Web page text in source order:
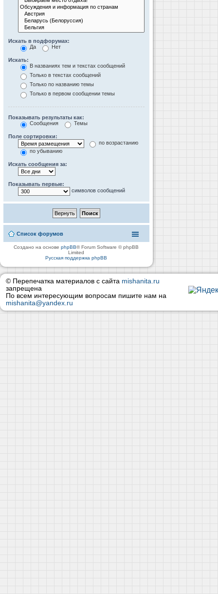
Искать в подфорумах:
Да
Нет
Искать:
В названиях тем и текстах сообщений
Только в текстах сообщений
Только по названию темы
Только в первом сообщении темы
Показывать результаты как:
Сообщения
Темы
Поле сортировки:
по возрастанию
по убыванию
Искать сообщения за:
Показывать первые:
символов сообщений
Список форумов
Создано на основеphpBB® Forum Software © phpBB
Limited
Русская поддержка phpBB
© Перепечатка материалов с сайта mishanita.ru
запрещена
По всем интересующим вопросам пишите нам на
mishanita@yandex.ru